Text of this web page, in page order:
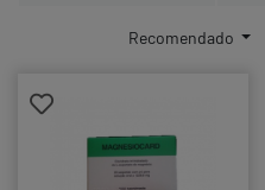
Recomendado